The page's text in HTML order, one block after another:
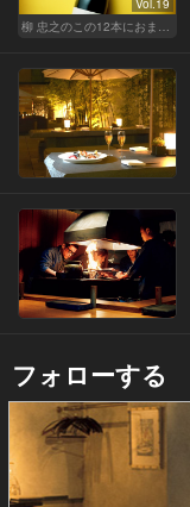
Vol.19
柳 忠之のこの12本におまかせ
フォローする